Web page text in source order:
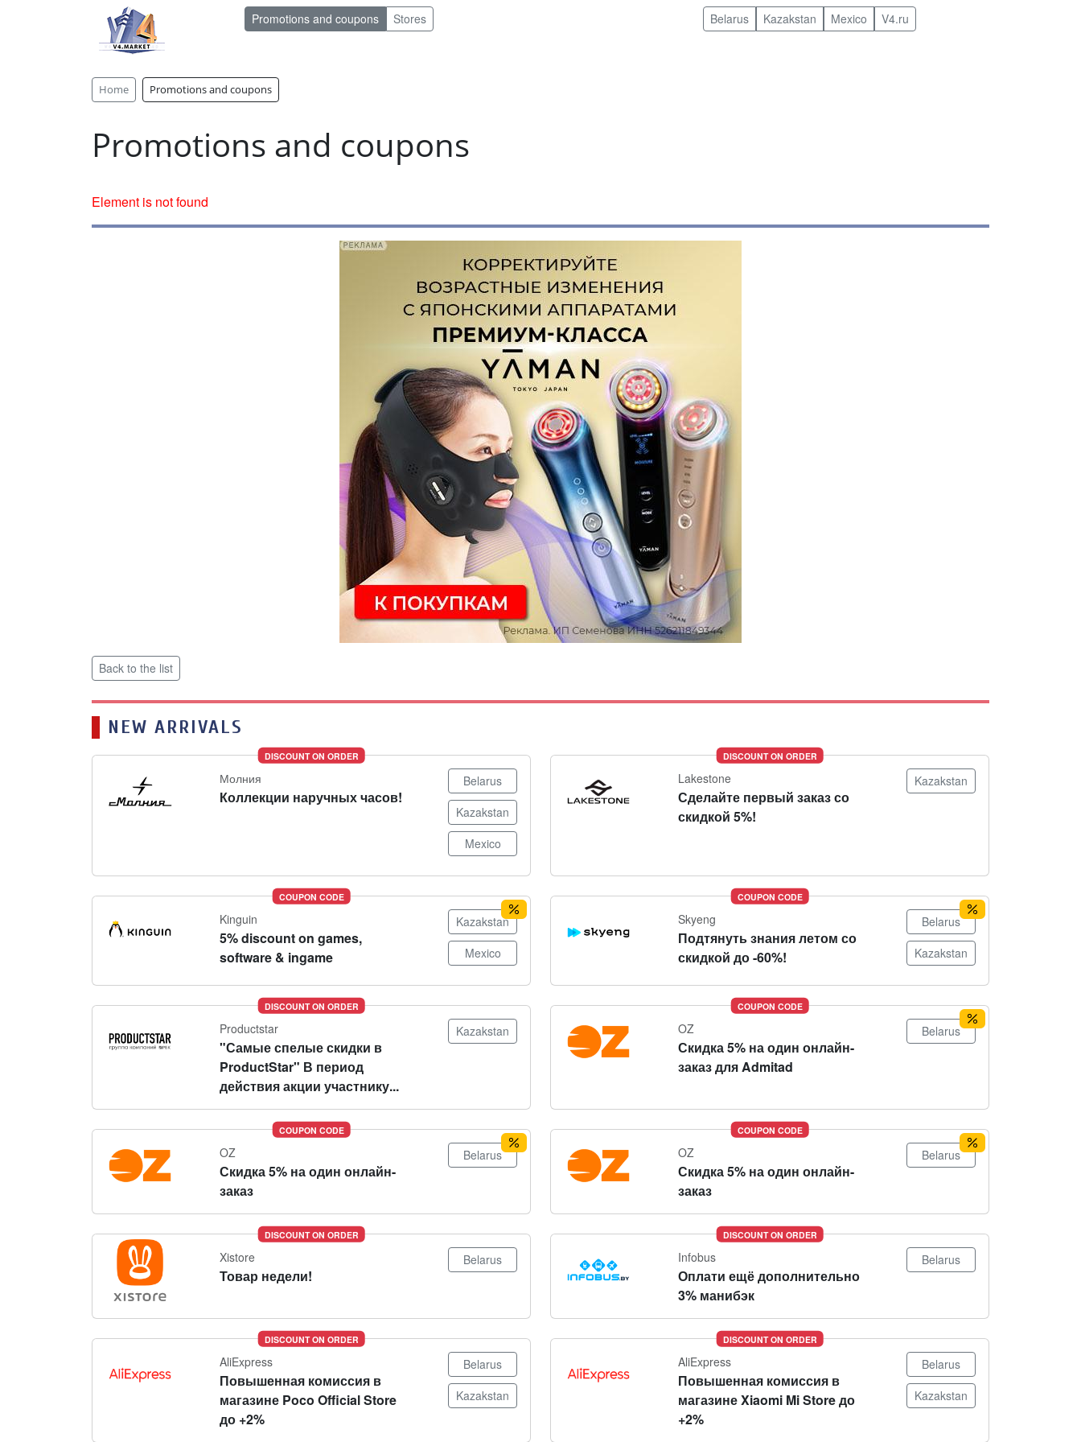
Promotions and coupons Stores Belarus Kazakstan Mexico V4.ru
Home Promotions and coupons
Promotions and coupons
Element is not found
Back to the list
NEW ARRIVALS
DISCOUNT ON ORDER
Молния
Коллекции наручных часов!
Belarus
Kazakstan
Mexico
DISCOUNT ON ORDER
Lakestone
Сделайте первый заказ со
скидкой 5%!
Kazakstan
COUPON CODE
Kinguin
5% discount on games,
software & ingame
Kazakstan
Mexico
COUPON CODE
Skyeng
Подтянуть знания летом со
скидкой до -60%!
Belarus
Kazakstan
DISCOUNT ON ORDER
Productstar
"Самые спелые скидки в
ProductStar" В период
действия акции участнику...
Kazakstan
COUPON CODE
OZ
Скидка 5% на один онлайн-
заказ для Admitad
Belarus
COUPON CODE
OZ
Скидка 5% на один онлайн-
заказ
Belarus
COUPON CODE
OZ
Скидка 5% на один онлайн-
заказ
Belarus
DISCOUNT ON ORDER
Xistore
Товар недели!
Belarus
DISCOUNT ON ORDER
Infobus
Оплати ещё дополнительно
3% манибэк
Belarus
DISCOUNT ON ORDER
AliExpress
Повышенная комиссия в
магазине Poco Official Store
до +2%
Belarus
Kazakstan
DISCOUNT ON ORDER
AliExpress
Повышенная комиссия в
магазине Xiaomi Mi Store до
+2%
Belarus
Kazakstan